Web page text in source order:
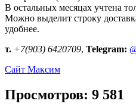
В остальных месяцах учтена
Можно выделит строку
удобнее.
т. +7(903) 6420709, Telegram:
Сайт Максим
Просмотров: 9 581